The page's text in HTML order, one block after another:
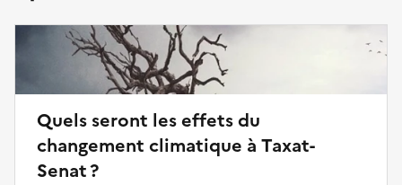
Quels seront les effets du
changement climatique à Taxat-
Senat ?